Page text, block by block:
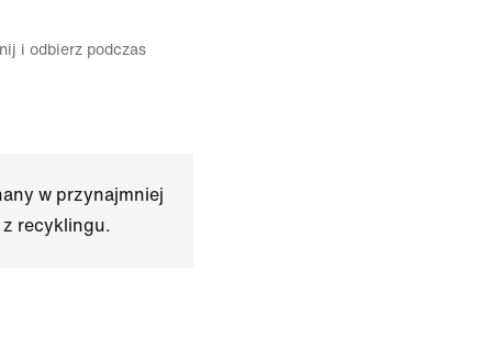
i odbierz podczas
w przynajmniej
recyklingu.